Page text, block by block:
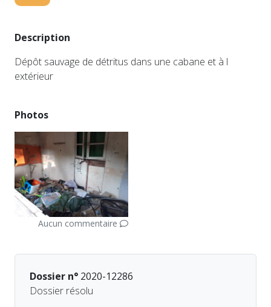
Description
Dépôt sauvage de détritus dans une cabane et à l
extérieur
Photos
Aucun commentaire
Dossier n° 2020-12286
Dossier résolu